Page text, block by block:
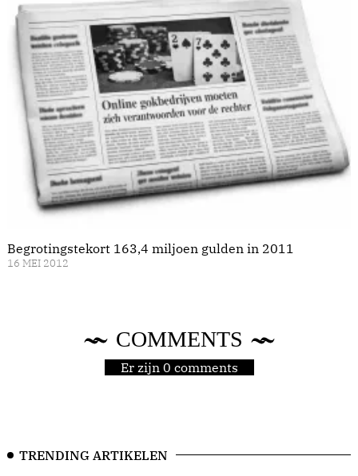
Begrotingstekort 163,4 miljoen gulden in 2011
16 MEI 2012
COMMENTS
Er zijn 0 comments
TRENDING ARTIKELEN